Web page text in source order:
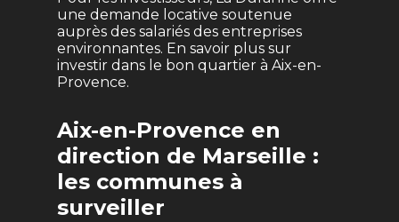
une demande locative soutenue
auprès des salariés des entreprises
environnantes. En savoir plus sur
investir dans le bon quartier à Aix-en-
Provence.
Aix-en-Provence en
direction de Marseille :
les communes à
surveiller